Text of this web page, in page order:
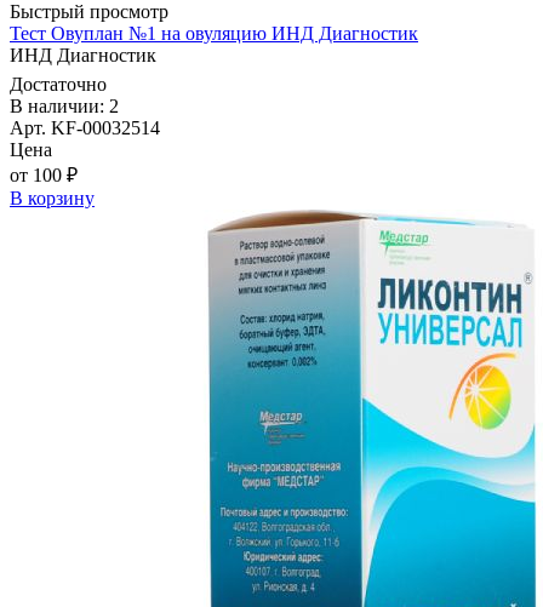
Быстрый просмотр
Тест Овуплан №1 на овуляцию ИНД Диагностик
ИНД Диагностик
Достаточно
В наличии: 2
Арт. KF-00032514
Цена
от 100 ₽
В корзину